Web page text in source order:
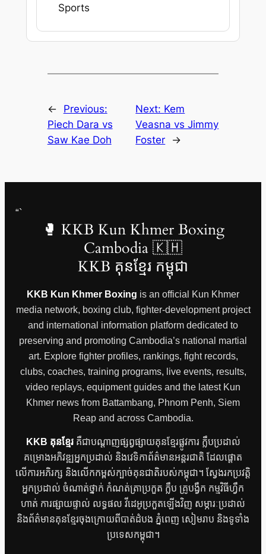
Sports
←
Previous:
Piech Dara vs
Saw Kae Doh
Next: Kem
Veasna vs Jimmy
Foster
→
“`
🥊 KKB Kun Khmer Boxing
Cambodia 🇰🇭
KKB គុនខ្មែរ កម្ពុជា
KKB Kun Khmer Boxing is an official Kun Khmer
media network, boxing club, fighter-development project
and international information platform dedicated to
preserving and promoting Cambodia’s national martial
art. Explore fighter profiles, rankings, fight records,
clubs, coaches, training programs, live events, results,
video replays, equipment guides and the latest Kun
Khmer news from Battambang, Phnom Penh, Siem
Reap and across Cambodia.
KKB គុនខ្មែរគឺជាបណ្តាញផ្សព្វផ្សាយគុនខ្មែរផ្លូវការ ក្លឹបប្រដាល់
គម្រោងអភិវឌ្ឍអ្នកប្រដាល់ និងវេទិកាព័ត៌មានអន្តរជាតិ ដែលផ្តោត
លើការអភិរក្ស និងលើកកម្ពស់ក្បាច់គុនជាតិរបស់កម្ពុជា។ ស្វែងរកប្រវត្តិ
អ្នកប្រដាល់ ចំណាត់ថ្នាក់ កំណត់ត្រាប្រកួត ក្លឹប គ្រូបង្វឹក កម្មវិធីហ្វឹក
ហាត់ ការផ្សាយផ្ទាល់ លទ្ធផល វីដេអូប្រកួតឡើងវិញ សម្ភារៈប្រដាល់
និងព័ត៌មានគុនខ្មែរចុងក្រោយពីបាត់ដំបង ភ្នំពេញ សៀមរាប និងទូទាំង
ប្រទេសកម្ពុជា។